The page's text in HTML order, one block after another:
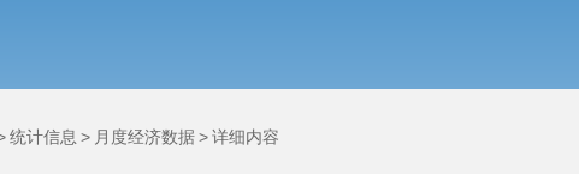
统计信息 > 月度经济数据>详细内容